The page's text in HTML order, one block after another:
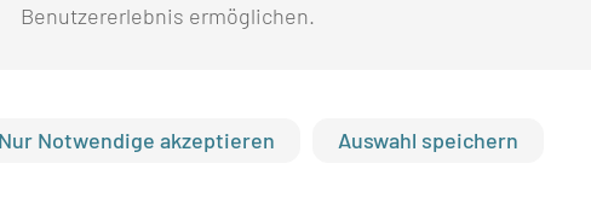
Benutzererlebnis ermöglichen.
Nur Notwendige akzeptieren Auswahl speichern